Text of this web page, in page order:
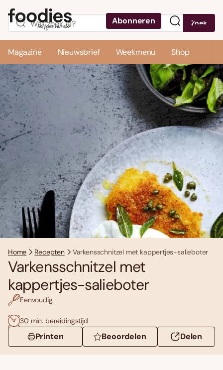
Abonneren Zoek
Magazine Nieuwsbrief Weekmenu Shop
Home Recepten Varkensschnitzel met kappertjes-salieboter
Varkensschnitzel met
kappertjes-salieboter
Eenvoudig
30 min. bereidingstijd
Printen Beoordelen Delen